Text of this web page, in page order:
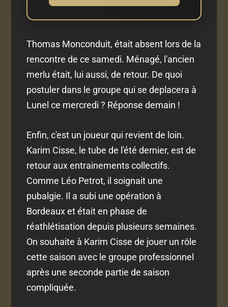
Thomas Monconduit, était absent lors de la
rencontre de ce samedi. Ménagé, l'ancien
merlu était, lui aussi, de retour. De quoi
postuler dans le groupe qui se deplacera à
Lunel ce mercredi ? Réponse demain !
Enfin, c'est un joueur qui revient de loin.
Karim Cisse, le tube de l'été dernier, est de
retour aux entrainements collectifs.
Comme Léo Petrot, il soignait une
pubalgie. Il a subi une opération à
Bordeaux et était en phase de
réathlétisation depuis plusieurs semaines.
On souhaite à Karim Cisse de jouer un rôle
cette saison avec le groupe professionnel
après une seconde partie de saison
compliquée.